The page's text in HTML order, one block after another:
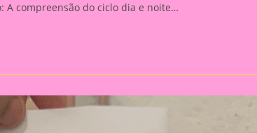
A compreensão do ciclo dia e noite…